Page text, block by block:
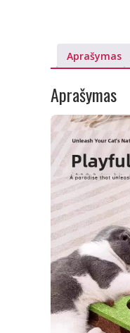
Aprašymas
Aprašymas